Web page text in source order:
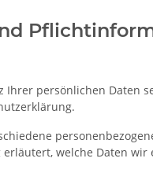
Ihrer persönlichen
welche Daten